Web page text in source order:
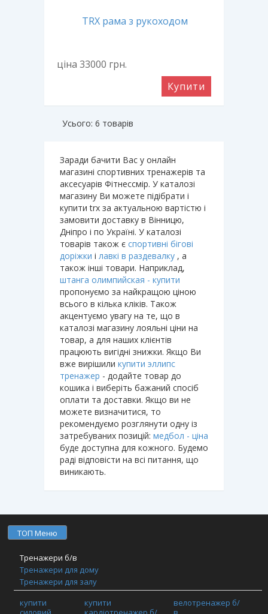
TRX рама з рукоходом
ціна 33000 грн.
Купити
Усього: 6 товарів
Заради бачити Вас у онлайн
магазині спортивних тренажерів та
аксесуарів Фітнессмір. У каталозі
магазину Ви можете підібрати і
купити trx за актуальною вартістю і
замовити доставку в Вінницю,
Дніпро і по Україні. У каталозі
товарів також є спортивні бігові
доріжки і лавкі в раздевалку , а
також інші товари. Наприклад,
штанга олимпийская - купити
пропонуємо за найкращою ціною
всього в кілька кліків. Також
акцентуємо увагу на те, що в
каталозі магазину лояльні ціни на
товар, а для наших клієнтів
працюють вигідні знижки. Якщо Ви
вже вирішили купити эллипс
тренажер - додайте товар до
кошика і виберіть бажаний спосіб
оплати та доставки. Якщо ви не
можете визначитися, то
рекомендуємо розглянути одну із
затребуваних позицій: медбол - ціна
буде доступна для кожного. Будемо
раді відповісти на всі питання, що
виникають.
ТОП Меню
Тренажери б/в
Тренажери для дому
Тренажери для залу
Фітнес обладнання
TRX / Функціональний тренінг / Кросфіт
купити
купити
велотренажер б/